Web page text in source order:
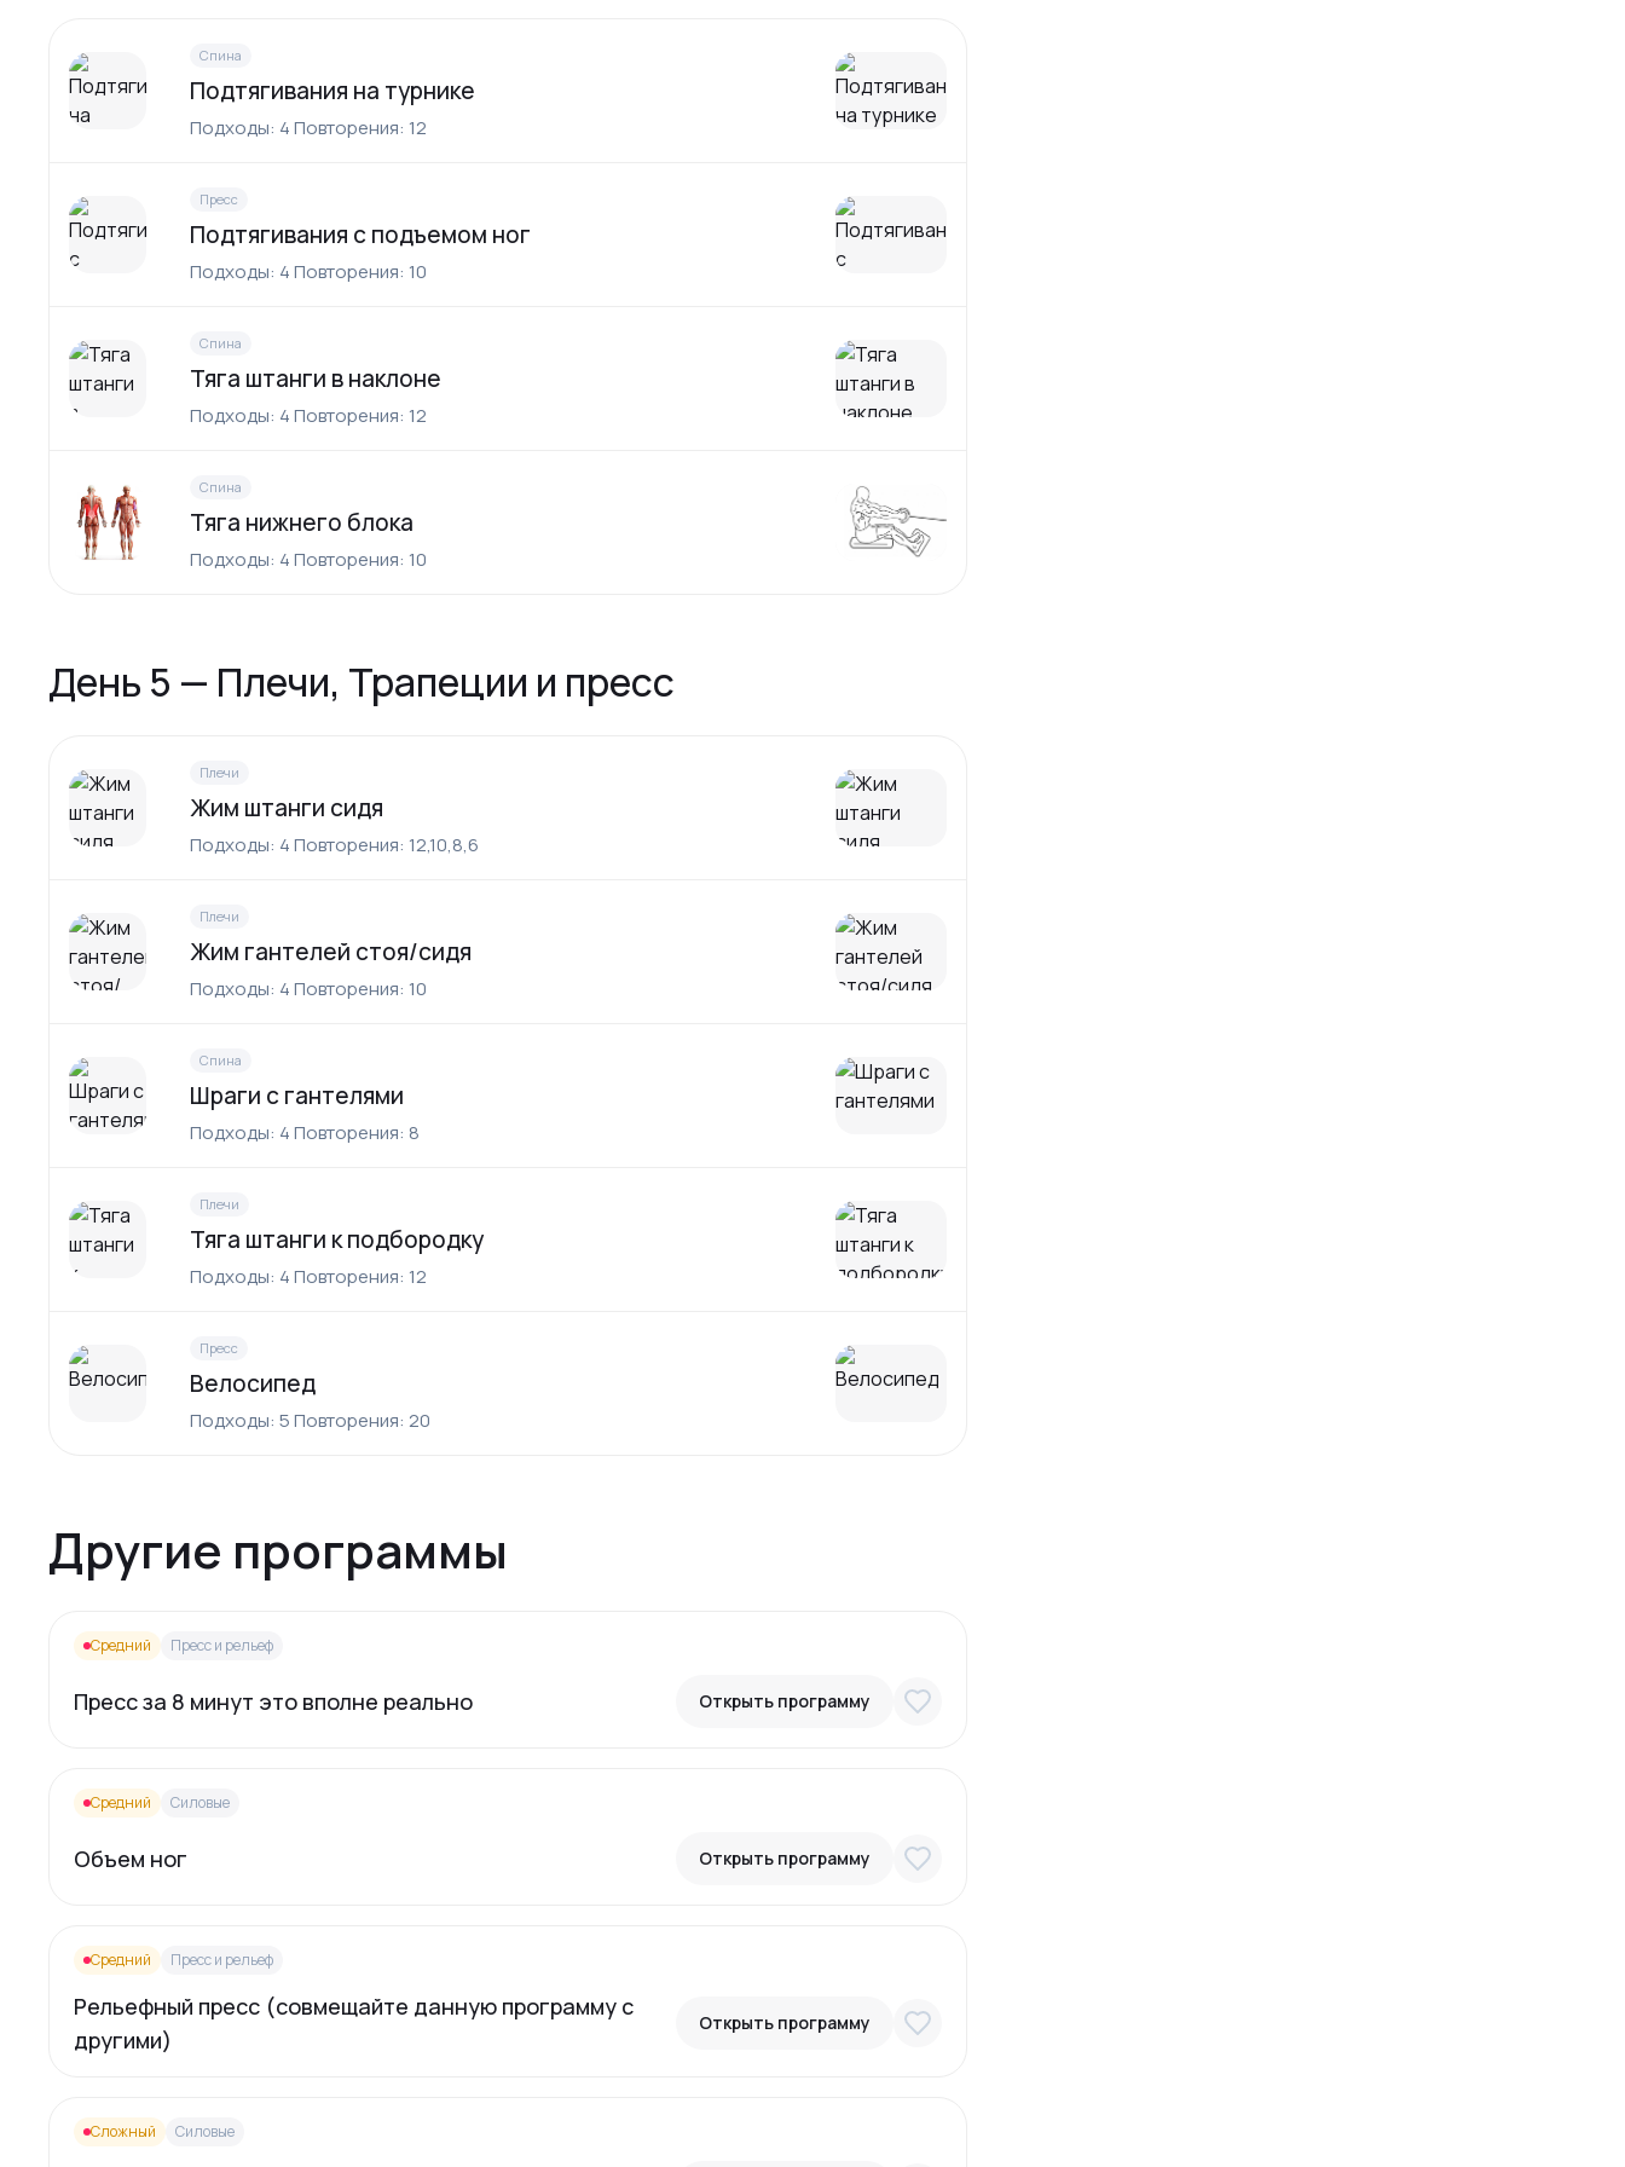
Спина
Подтягивания на турнике
Подходы: 4 Повторения: 12
Пресс
Подтягивания с подъемом ног
Подходы: 4 Повторения: 10
Спина
Тяга штанги в наклоне
Подходы: 4 Повторения: 12
Спина
Тяга нижнего блока
Подходы: 4 Повторения: 10
День 5 — Плечи, Трапеции и пресс
Плечи
Жим штанги сидя
Подходы: 4 Повторения: 12,10,8,6
Плечи
Жим гантелей стоя/сидя
Подходы: 4 Повторения: 10
Спина
Шраги с гантелями
Подходы: 4 Повторения: 8
Плечи
Тяга штанги к подбородку
Подходы: 4 Повторения: 12
Пресс
Велосипед
Подходы: 5 Повторения: 20
Другие программы
Средний Пресс и рельеф
Пресс за 8 минут это вполне реально Открыть программу
Средний Силовые
Объем ног Открыть программу
Средний Пресс и рельеф
Рельефный пресс (совмещайте данную программу с
другими)
Открыть программу
Сложный Силовые